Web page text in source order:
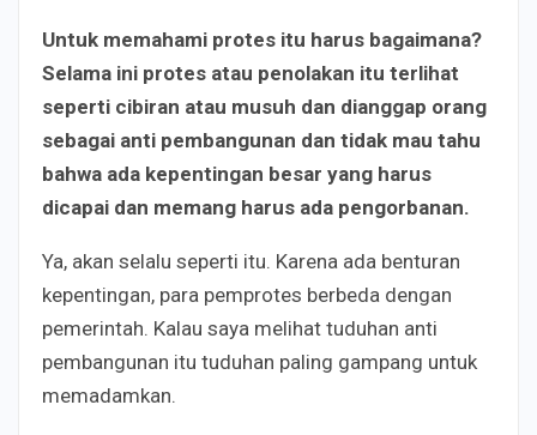
Untuk memahami protes itu harus bagaimana?
Selama ini protes atau penolakan itu terlihat
seperti cibiran atau musuh dan dianggap orang
sebagai anti pembangunan dan tidak mau tahu
bahwa ada kepentingan besar yang harus
dicapai dan memang harus ada pengorbanan.
Ya, akan selalu seperti itu. Karena ada benturan
kepentingan, para pemprotes berbeda dengan
pemerintah. Kalau saya melihat tuduhan anti
pembangunan itu tuduhan paling gampang untuk
memadamkan.